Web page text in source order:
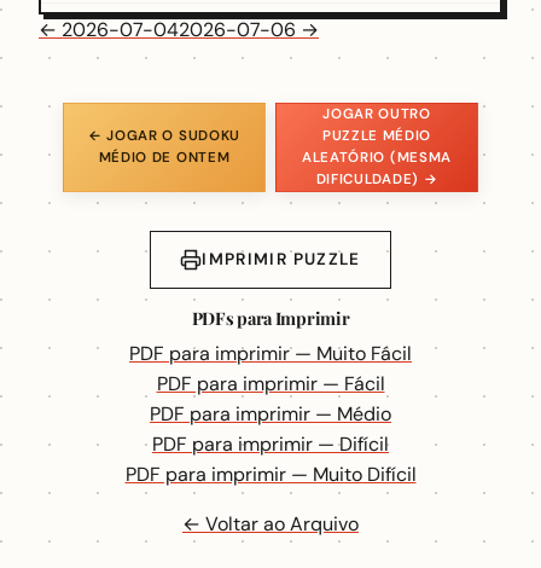
← 2026-07-042026-07-06 →
← JOGAR O SUDOKU
MÉDIO DE ONTEM
JOGAR OUTRO
PUZZLE MÉDIO
ALEATÓRIO (MESMA
DIFICULDADE) →
IMPRIMIR PUZZLE
PDFs para Imprimir
PDF para imprimir — Muito Fácil
PDF para imprimir — Fácil
PDF para imprimir — Médio
PDF para imprimir — Difícil
PDF para imprimir — Muito Difícil
← Voltar ao Arquivo